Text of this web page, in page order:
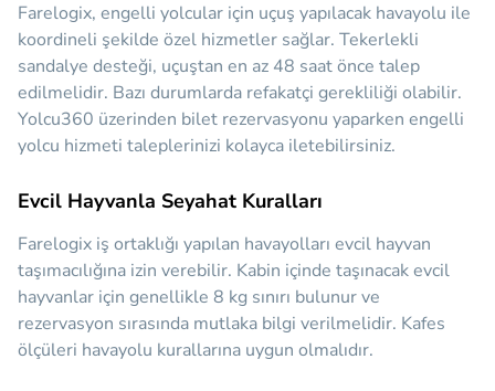
Farelogix, engelli yolcular için uçuş yapılacak havayolu ile
koordineli şekilde özel hizmetler sağlar. Tekerlekli
sandalye desteği, uçuştan en az 48 saat önce talep
edilmelidir. Bazı durumlarda refakatçi gerekliliği olabilir.
Yolcu360 üzerinden bilet rezervasyonu yaparken engelli
yolcu hizmeti taleplerinizi kolayca iletebilirsiniz.
Evcil Hayvanla Seyahat Kuralları
Farelogix iş ortaklığı yapılan havayolları evcil hayvan
taşımacılığına izin verebilir. Kabin içinde taşınacak evcil
hayvanlar için genellikle 8 kg sınırı bulunur ve
rezervasyon sırasında mutlaka bilgi verilmelidir. Kafes
ölçüleri havayolu kurallarına uygun olmalıdır.